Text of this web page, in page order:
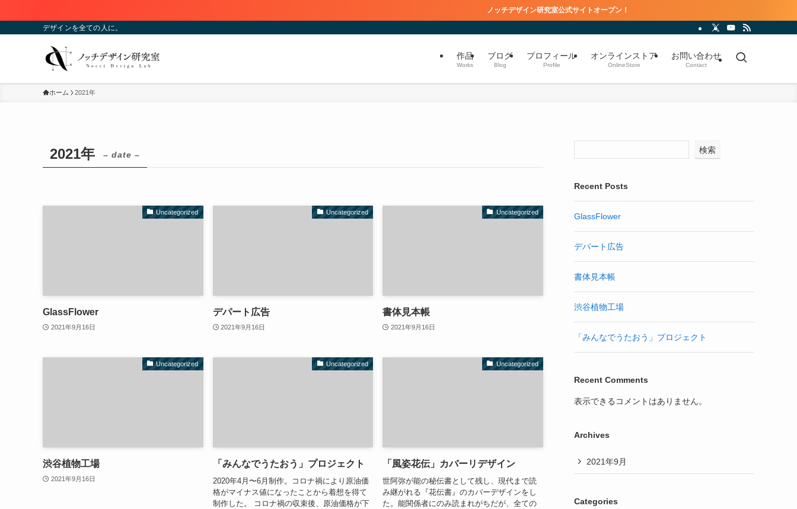
ノッチデザイン研究室公式サイトオープン！
デザインを全ての人に。
作品
Works
ブログ
Blog
プロフィール
Profile
オンラインストア
OnlineStore
お問い合わせ
Contact
ホーム 2021年
2021年 – date –
Uncategorized
GlassFlower
2021年9月16日
Uncategorized
デパート広告
2021年9月16日
Uncategorized
書体見本帳
2021年9月16日
Uncategorized
渋谷植物工場
2021年9月16日
Uncategorized
「みんなでうたおう」プロジェクト
2020年4月〜6月制作。コロナ禍により原油価
格がマイナス値になったことから着想を得て
制作した。 コロナ禍の収束後、原油価格が下
Uncategorized
「風姿花伝」カバーリデザイン
世阿弥が能の秘伝書として残し、現代まで読
み継がれる『花伝書』のカバーデザインをし
た。能関係者にのみ読まれがちだが、全ての
検索
Recent Posts
GlassFlower
デパート広告
書体見本帳
渋谷植物工場
「みんなでうたおう」プロジェクト
Recent Comments
表示できるコメントはありません。
Archives
2021年9月
Categories